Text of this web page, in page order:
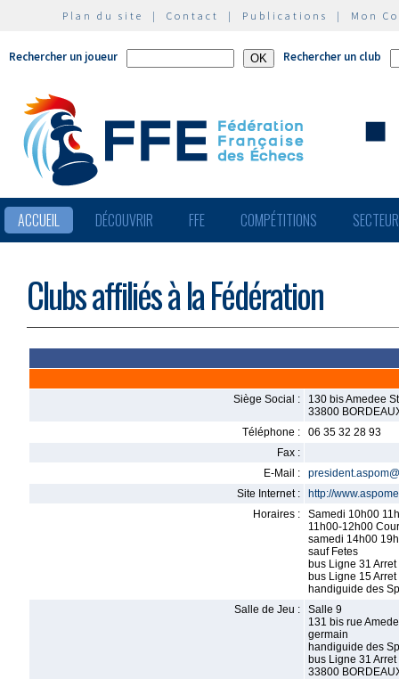
Plan du site | Contact | Publications | Mon
Rechercher un joueur Rechercher un club
ACCUEIL DÉCOUVRIR FFE COMPÉTITIONS
Clubs affiliés à la Fédération
Siège Social :
130 bis Amedee
33800
Téléphone :
06 35 32 28 93
Fax :
E-Mail :
Site Internet :
http://
Horaires :
Samedi 10h00
11h00-12h00
samedi 14h00
sauf Fetes
bus Ligne 31
bus Ligne 15 Arret
handiguide des
Salle de Jeu :
Salle 9
131 bis rue
germain
handiguide des
bus Ligne 31
33800